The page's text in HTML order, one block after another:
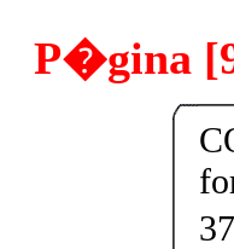
P�gina